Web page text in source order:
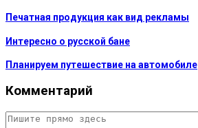
Печатная продукция как вид рекламы
Интересно о русской бане
Планируем путешествие на автомобиле
Комментарий